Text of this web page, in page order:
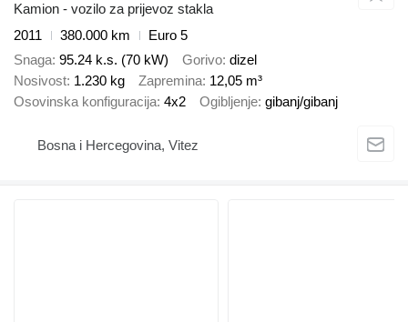
Kamion - vozilo za prijevoz stakla
2011
380.000 km
Euro 5
Snaga 95.24 k.s. (70 kW) Gorivo dizel
Nosivost 1.230 kg Zapremina 12,05 m³
Osovinska konfiguracija 4x2 Ogibljenje gibanj/gibanj
Bosna i Hercegovina, Vitez